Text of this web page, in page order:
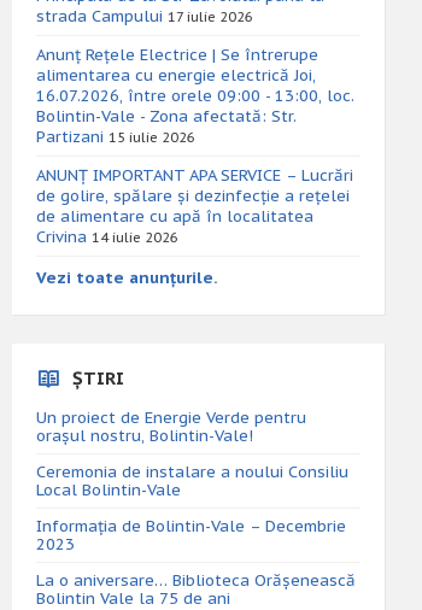
strada Campului 17 iulie 2026
Anunț Rețele Electrice | Se întrerupe
alimentarea cu energie electrică Joi,
16.07.2026, între orele 09:00 - 13:00, loc.
Bolintin-Vale - Zona afectată: Str.
Partizani 15 iulie 2026
ANUNȚ IMPORTANT APA SERVICE – Lucrări
de golire, spălare și dezinfecție a rețelei
de alimentare cu apă în localitatea
Crivina 14 iulie 2026
Vezi toate anunțurile.
ȘTIRI
Un proiect de Energie Verde pentru
orașul nostru, Bolintin-Vale!
Ceremonia de instalare a noului Consiliu
Local Bolintin-Vale
Informația de Bolintin-Vale – Decembrie
2023
La o aniversare… Biblioteca Orăşenească
Bolintin Vale la 75 de ani